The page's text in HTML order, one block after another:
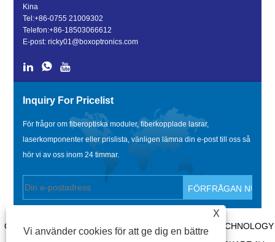
Kina
Tel:+86-0755 21009302
Telefon:+86-18503066612
E-post:ricky01@boxoptronics.com
Inquiry For Pricelist
För frågor om fiberoptiska moduler, fiberkopplade lasrar,
laserkomponenter eller prislista, vänligen lämna din e-post till oss så
hör vi av oss inom 24 timmar.
COPYRIGHT @ 2020 SHENZHEN BOX OPTRONICS TECHNOLOGY
X
Vi använder cookies för att ge dig en bättre